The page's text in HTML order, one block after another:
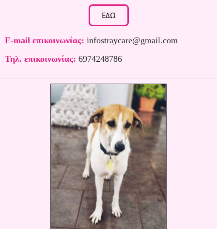
ΕΔΩ
E-mail επικοινωνίας: infostraycare@gmail.com
Τηλ. επικοινωνίας: 6974248786